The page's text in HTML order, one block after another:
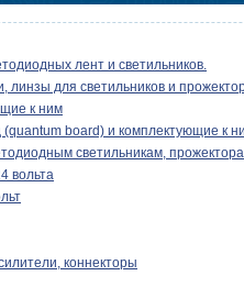
лент и светильников.
для светильников и
к ним
board) и комплектующие к
светильникам,
вольта
коннекторы